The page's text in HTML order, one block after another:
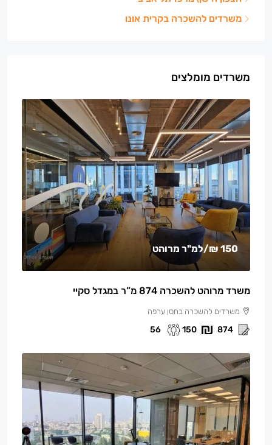
משרדים להשכרה בקרית אונו
משרדים מומלצים
150 ₪ /למ"ר מרוהט
משרד מרוהט להשכרה 874 מ”ר במגדל סקיי
משרדים להשכרה בחסן ערפה
874
150
56